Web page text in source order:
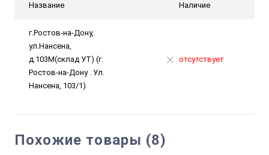
Название Наличие
г.Ростов-на-Дону,
ул.Нансена,
д.103М(склад УТ) (г.
Ростов-на-Дону . Ул.
Нансена, 103/1)
отсутствует
Похожие товары (8)